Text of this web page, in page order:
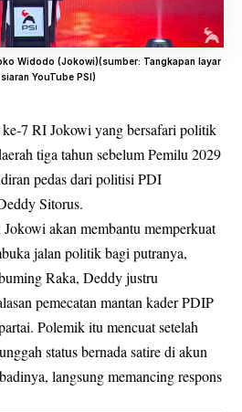
Widodo (Jokowi)(sumber: Tangkapan layar
YouTube PSI)
ke-7 RI Jokowi yang bersafari politik
tiga tahun sebelum Pemilu 2029
pedas dari politisiPDI
Sitorus.
Jokowiakan membantu memperkuat
jalan politik bagi putranya,
Raka, Deddy justru
pemecatan mantan kader PDIP
Polemik itu mencuat setelah
status bernada satire di akun
langsung memancing respons